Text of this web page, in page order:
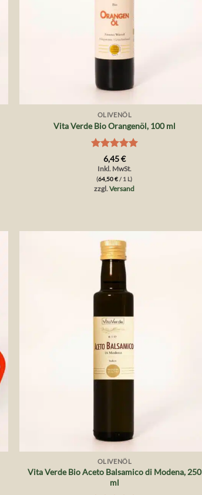
OLIVENÖL
Vita Verde Bio Orangenöl, 100 ml
Bewertet
mit5 von
6,45€
Inkl. MwSt.
(64,50€/ 1 L)
zzgl.Versand
OLIVENÖL
Vita Verde Bio Aceto Balsamico di Modena, 250
ml